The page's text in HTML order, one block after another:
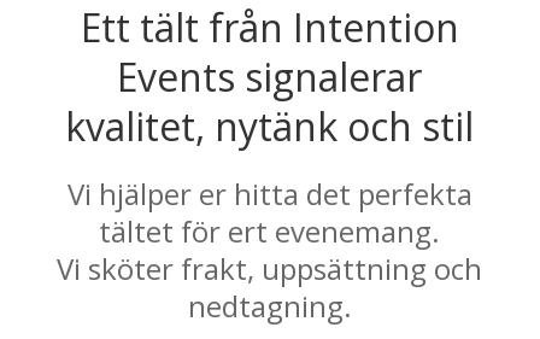
Ett tält från Intention
Events signalerar
kvalitet, nytänk och stil
Vi hjälper er hitta det perfekta
tältet för ert evenemang.
Vi sköter frakt, uppsättning och
nedtagning.